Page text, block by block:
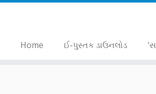
Home ઈ-પુસ્તક ડાઉનલોડ